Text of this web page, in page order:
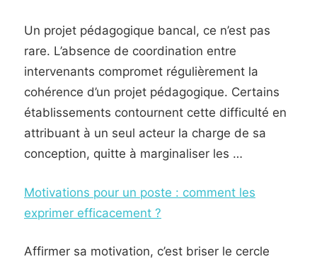
Un projet pédagogique bancal, ce n’est pas
rare. L’absence de coordination entre
intervenants compromet régulièrement la
cohérence d’un projet pédagogique. Certains
établissements contournent cette difficulté en
attribuant à un seul acteur la charge de sa
conception, quitte à marginaliser les …
Motivations pour un poste : comment les
exprimer efficacement ?
Affirmer sa motivation, c’est briser le cercle